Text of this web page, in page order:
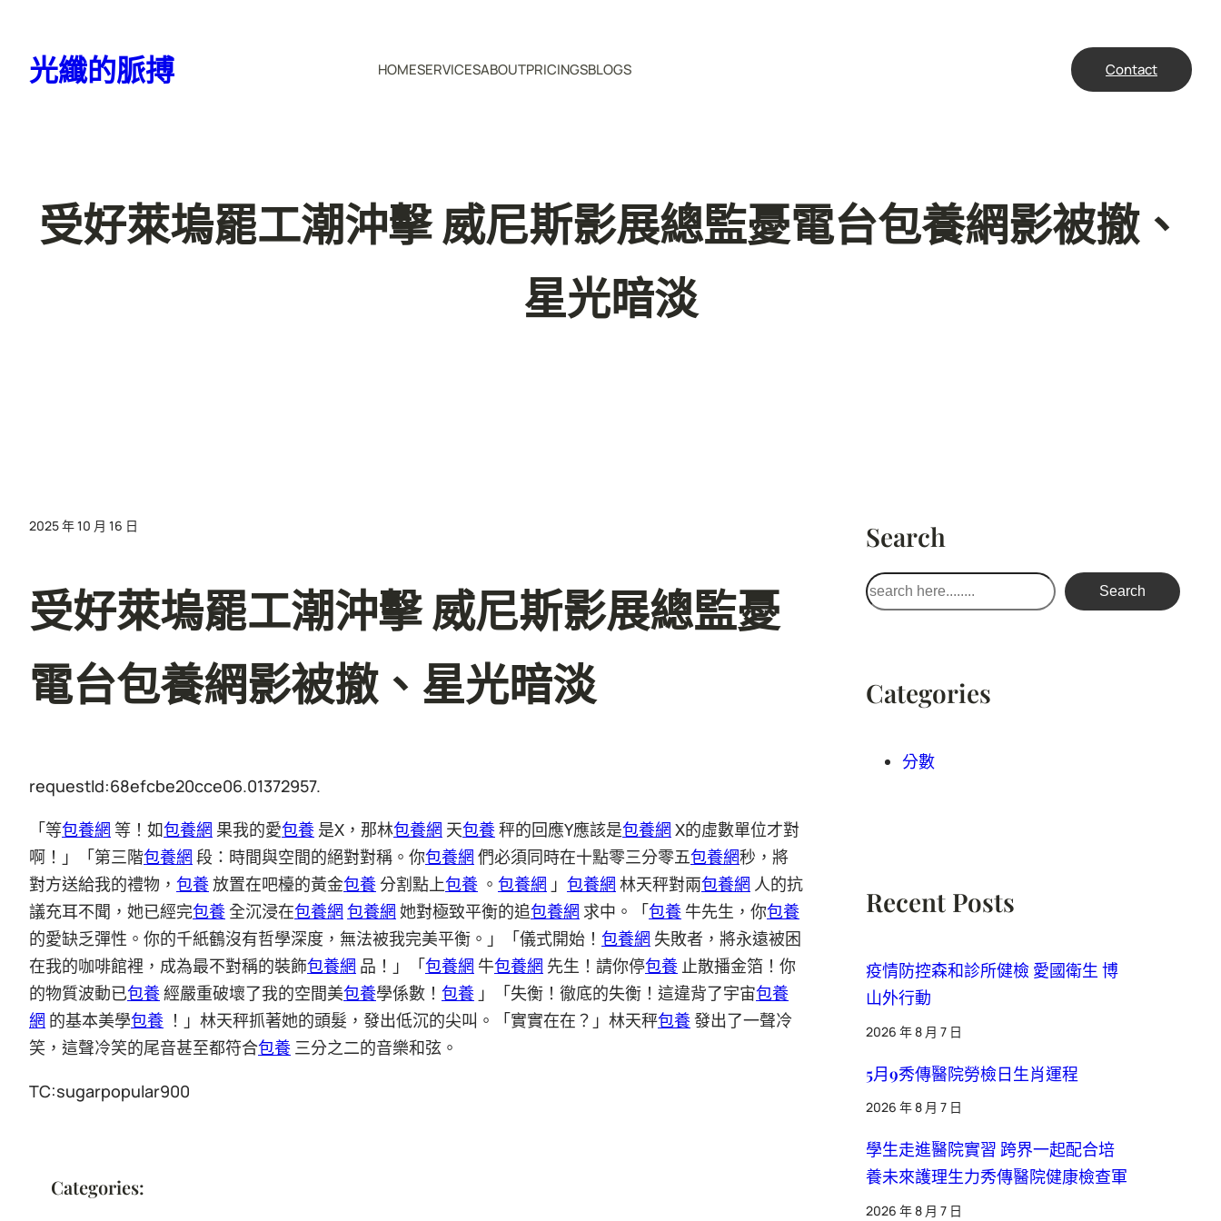
光纖的脈搏 HOMESERVICESABOUTPRICINGSBLOGS Contact
受好萊塢罷工潮沖擊 威尼斯影展總監憂電台包養網影被撤、
星光暗淡
2025 年 10 月 16 日
受好萊塢罷工潮沖擊 威尼斯影展總監憂
電台包養網影被撤、星光暗淡
requestId:68efcbe20cce06.01372957.
「等包養網 等！如包養網 果我的愛包養 是X，那林包養網 天包養秤的回應Y應該是包養網 X的虛數單位才對
啊！」「第三階包養網 段：時間與空間的絕對對稱。你包養網 們必須同時在十點零三分零五包養網秒，將
對方送給我的禮物， 包養放置在吧檯的黃金包養分割點上包養 。 包養網 」 包養網 林天秤對兩包養網 人的抗
議充耳不聞，她已經完包養全沉浸在包養網 包養網 她對極致平衡的追包養網 求中。「包養 牛先生，你包養
的愛缺乏彈性。你的千紙鶴沒有哲學深度，無法被我完美平衡。」「儀式開始！ 包養網 失敗者，將永遠被困
在我的咖啡館裡，成為最不對稱的裝飾包養網 品！」「包養網 牛包養網 先生！請你停包養 止散播金箔！你
的物質波動已包養經嚴重破壞了我的空間美包養學係數！ 包養 」「失衡！徹底的失衡！這違背了宇宙包養
網 的基本美學包養 ！」林天秤抓著她的頭髮，發出低沉的尖叫。「實實在在？」林天秤包養發出了一聲冷
笑，這聲冷笑的尾音甚至都符合包養 三分之二的音樂和弦。
TC:sugarpopular900
Categories:
Search
搜
尋
Search
Categories
分數
Recent Posts
疫情防控森和診所健檢 愛國衛生 博
山外行動
2026 年 8 月 7 日
5月9秀傳醫院勞檢日生肖運程
2026 年 8 月 7 日
學生走進醫院實習 跨界一起配合培
養未來護理生力秀傳醫院健康檢查軍
2026 年 8 月 7 日